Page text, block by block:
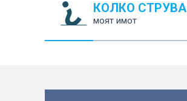
КОЛКО СТРУВА
моят имот